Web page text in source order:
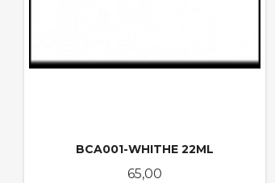
BCA001-WHITHE 22ML
Pris
65,00